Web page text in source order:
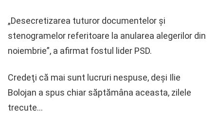
„Desecretizarea tuturor documentelor şi
stenogramelor referitoare la anularea alegerilor din
noiembrie”, a afirmat fostul lider PSD.
Credeţi că mai sunt lucruri nespuse, deşi Ilie
Bolojan a spus chiar săptămâna aceasta, zilele
trecute…